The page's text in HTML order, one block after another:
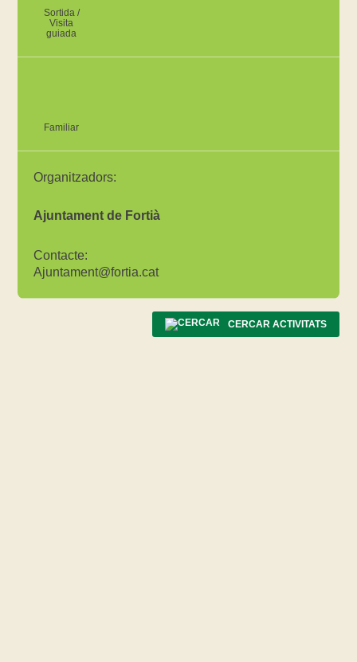
Sortida /
Visita
guiada
Familiar
Organitzadors:
Ajuntament de Fortià
Contacte:
Ajuntament@fortia.cat
CERCAR ACTIVITATS